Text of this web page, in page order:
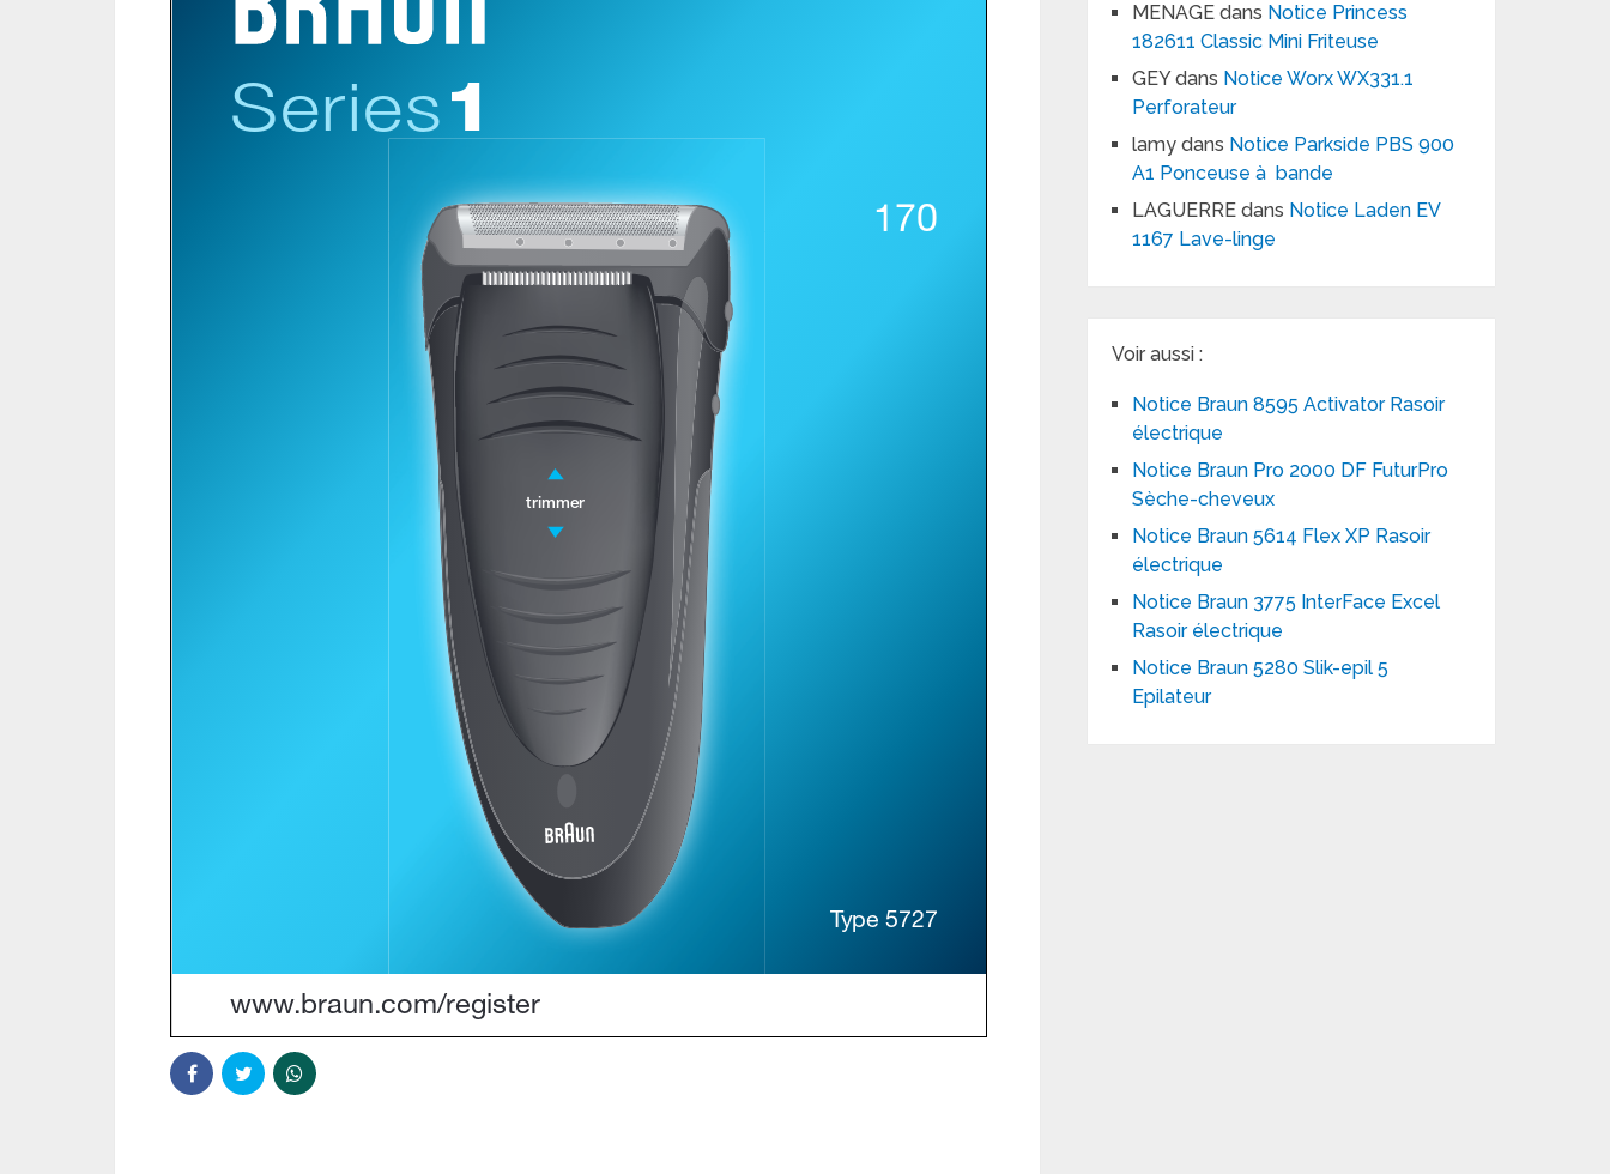
MENAGE dans Notice Princess
182611 Classic Mini Friteuse
GEYdans Notice Worx WX331.1
Perforateur
lamy dans Notice Parkside PBS 900
A1 Ponceuse à bande
LAGUERRE dans Notice Laden EV
1167 Lave-linge
Voir aussi :
Notice Braun 8595 Activator Rasoir
électrique
Notice Braun Pro 2000 DF FuturPro
Sèche-cheveux
Notice Braun 5614 Flex XP Rasoir
électrique
Notice Braun 3775 InterFace Excel
Rasoir électrique
Notice Braun 5280 Slik-epil 5
Epilateur